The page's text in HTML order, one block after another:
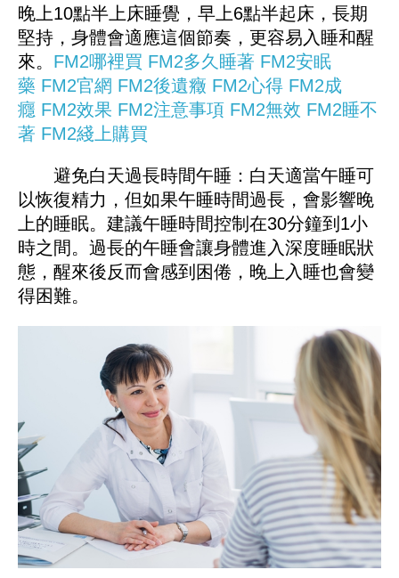
晚上10點半上床睡覺，早上6點半起床，長期
堅持，身體會適應這個節奏，更容易入睡和醒
來。 FM2哪裡買 FM2多久睡著 FM2安眠
藥 FM2官網 FM2後遺癥 FM2心得 FM2成
癮 FM2效果 FM2注意事項 FM2無效 FM2睡不
著 FM2綫上購買
避免白天過長時間午睡：白天適當午睡可
以恢復精力，但如果午睡時間過長，會影響晚
上的睡眠。建議午睡時間控制在30分鐘到1小
時之間。過長的午睡會讓身體進入深度睡眠狀
態，醒來後反而會感到困倦，晚上入睡也會變
得困難。